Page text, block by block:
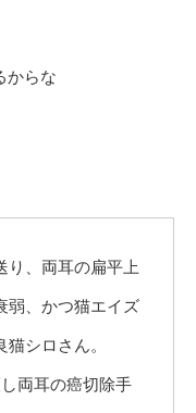
からな
り、両耳の扁平上
弱、かつ猫エイズ
シロさん。
両耳の癌切除手